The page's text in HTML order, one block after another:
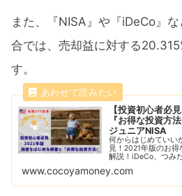
また、『NISA』や『iDeCo』
合では、売却益に対する
す。
【投資初心者必
『お得な投資方
ジュニアNISA
何からはじめていい
見！2021年版のお
解説！iDeCo、つみ
口座と、それぞれ
ットを含めてをわか
www.cocoyamoney.com